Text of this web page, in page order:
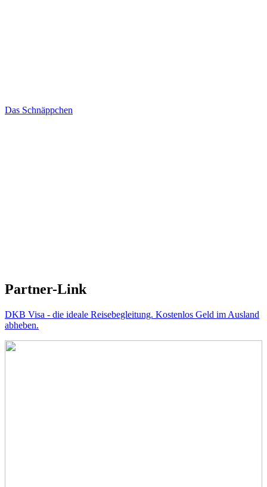
Das Schnäppchen
Partner-Link
DKB Visa - die ideale Reisebegleitung. Kostenlos Geld im Ausland
abheben.